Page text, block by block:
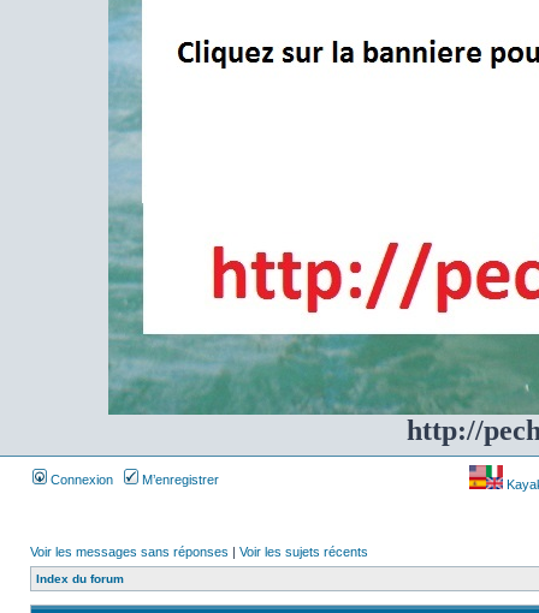
http://
Connexion M’enregistrer
Voir les messages sans réponses | Voir les sujets récents
Index du forum